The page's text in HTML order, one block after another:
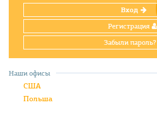
Вход
Регистрация
Забыли пароль?
Наши офисы
США
Польша